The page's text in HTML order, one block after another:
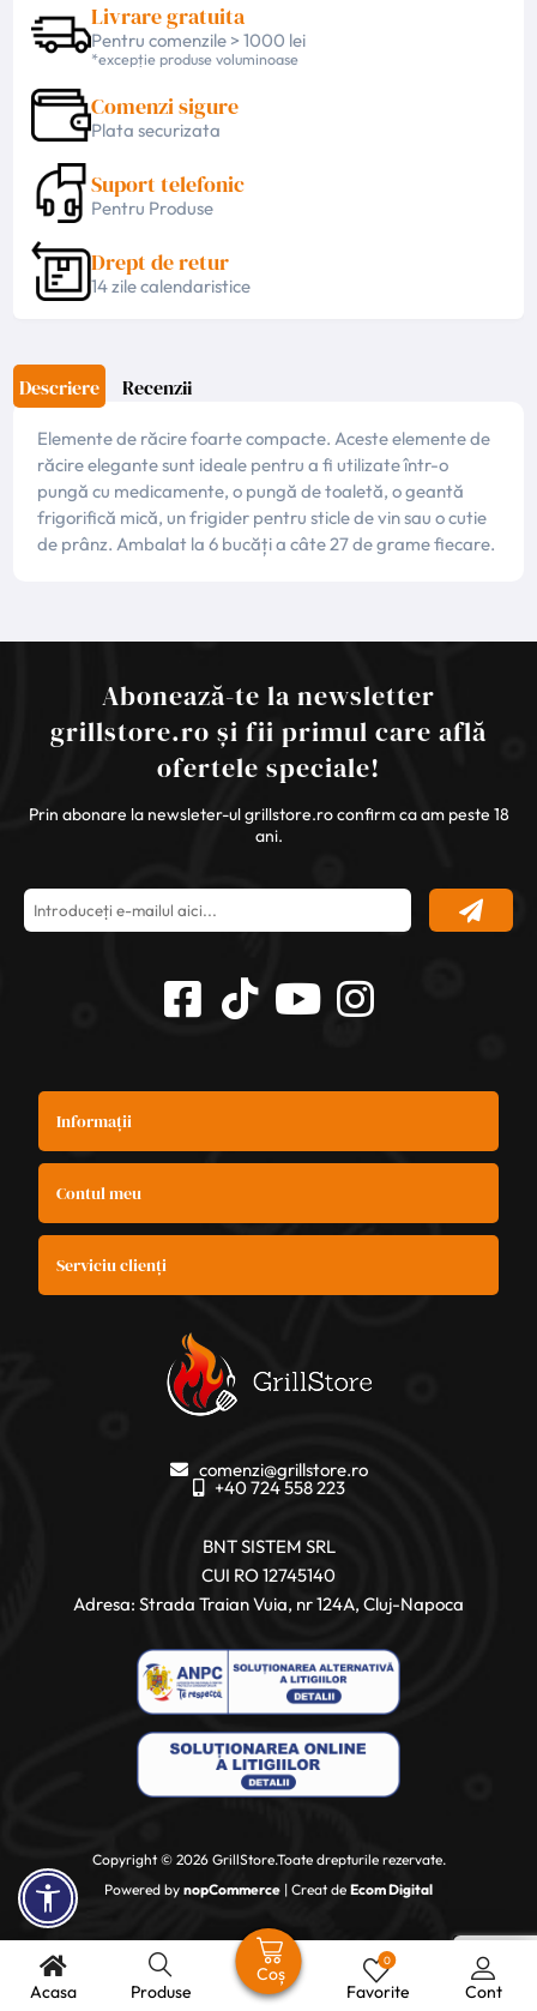
Acasa Produse Cont
Favorite
0
Coș
Livrare gratuita
Pentru comenzile > 1000 lei
*excepție produse voluminoase
Comenzi sigure
Plata securizata
Suport telefonic
Pentru Produse
Drept de retur
14 zile calendaristice
Descriere Recenzii
Elemente de răcire foarte compacte. Aceste elemente de
răcire elegante sunt ideale pentru a fi utilizate într-o
pungă cu medicamente, o pungă de toaletă, o geantă
frigorifică mică, un frigider pentru sticle de vin sau o cutie
de prânz. Ambalat la 6 bucăți a câte 27 de grame fiecare.
Abonează-te la newsletter
grillstore.ro și fii primul care află
ofertele speciale!
Prin abonare la newsleter-ul grillstore.ro confirm ca am peste 18
ani.
Informații
Contul meu
Serviciu clienți
comenzi@grillstore.ro
+40 724 558 223
BNT SISTEM SRL
CUI RO 12745140
Adresa: Strada Traian Vuia, nr 124A, Cluj-Napoca
Copyright © 2026 GrillStore.Toate drepturile rezervate.
Powered by nopCommerce | Creat de Ecom Digital